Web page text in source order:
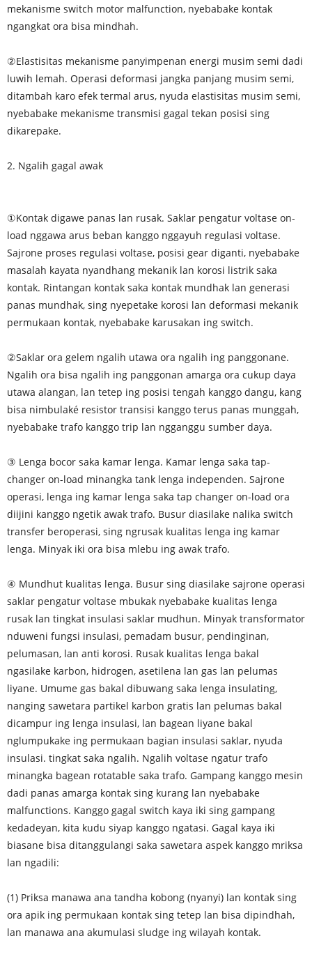
mekanisme switch motor malfunction, nyebabake kontak
ngangkat ora bisa mindhah.
②Elastisitas mekanisme panyimpenan energi musim semi dadi
luwih lemah. Operasi deformasi jangka panjang musim semi,
ditambah karo efek termal arus, nyuda elastisitas musim semi,
nyebabake mekanisme transmisi gagal tekan posisi sing
dikarepake.
2. Ngalih gagal awak
①Kontak digawe panas lan rusak. Saklar pengatur voltase on-
load nggawa arus beban kanggo nggayuh regulasi voltase.
Sajrone proses regulasi voltase, posisi gear diganti, nyebabake
masalah kayata nyandhang mekanik lan korosi listrik saka
kontak. Rintangan kontak saka kontak mundhak lan generasi
panas mundhak, sing nyepetake korosi lan deformasi mekanik
permukaan kontak, nyebabake karusakan ing switch.
②Saklar ora gelem ngalih utawa ora ngalih ing panggonane.
Ngalih ora bisa ngalih ing panggonan amarga ora cukup daya
utawa alangan, lan tetep ing posisi tengah kanggo dangu, kang
bisa nimbulaké resistor transisi kanggo terus panas munggah,
nyebabake trafo kanggo trip lan ngganggu sumber daya.
③ Lenga bocor saka kamar lenga. Kamar lenga saka tap-
changer on-load minangka tank lenga independen. Sajrone
operasi, lenga ing kamar lenga saka tap changer on-load ora
diijini kanggo ngetik awak trafo. Busur diasilake nalika switch
transfer beroperasi, sing ngrusak kualitas lenga ing kamar
lenga. Minyak iki ora bisa mlebu ing awak trafo.
④ Mundhut kualitas lenga. Busur sing diasilake sajrone operasi
saklar pengatur voltase mbukak nyebabake kualitas lenga
rusak lan tingkat insulasi saklar mudhun. Minyak transformator
nduweni fungsi insulasi, pemadam busur, pendinginan,
pelumasan, lan anti korosi. Rusak kualitas lenga bakal
ngasilake karbon, hidrogen, asetilena lan gas lan pelumas
liyane. Umume gas bakal dibuwang saka lenga insulating,
nanging sawetara partikel karbon gratis lan pelumas bakal
dicampur ing lenga insulasi, lan bagean liyane bakal
nglumpukake ing permukaan bagian insulasi saklar, nyuda
insulasi. tingkat saka ngalih. Ngalih voltase ngatur trafo
minangka bagean rotatable saka trafo. Gampang kanggo mesin
dadi panas amarga kontak sing kurang lan nyebabake
malfunctions. Kanggo gagal switch kaya iki sing gampang
kedadeyan, kita kudu siyap kanggo ngatasi. Gagal kaya iki
biasane bisa ditanggulangi saka sawetara aspek kanggo mriksa
lan ngadili:
(1) Priksa manawa ana tandha kobong (nyanyi) lan kontak sing
ora apik ing permukaan kontak sing tetep lan bisa dipindhah,
lan manawa ana akumulasi sludge ing wilayah kontak.